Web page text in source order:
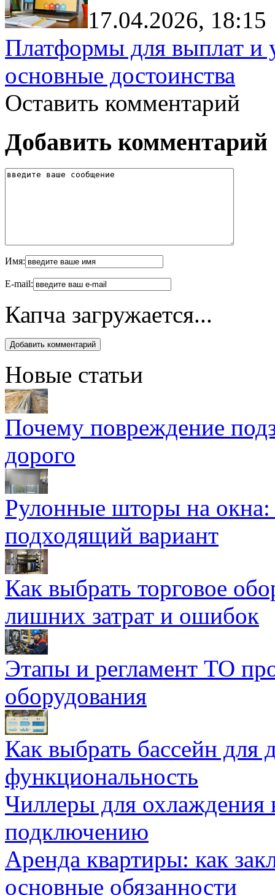
17.04.2026, 18:15
Платформы для выплат и
основные достоинства
Оставить комментарий
Добавить комментарий
Имя:
E-mail:
Капча загружается...
Новые статьи
Почему повреждение
дорого
Рулонные шторы на
подходящий вариант
Как выбрать торговое
лишних затрат и ошибок
Этапы и регламент ТО
оборудования
Как выбрать бассейн для
функциональность
Чиллеры для охлаждения
подключению
Аренда квартиры: как
основные обязанности